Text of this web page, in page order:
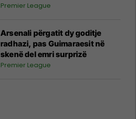
Premier League
Arsenali përgatit dy goditje
radhazi, pas Guimaraesit në
skenë del emri surprizë
Premier League